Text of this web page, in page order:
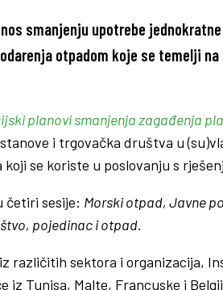
smanjenju upotrebe
otpadom koje se temelji
planovi smanjenja zagađenja
i trgovačka društva u
se koriste u poslovanju s
četiri sesije: Morski otpad, Javne
pojedinac i otpad.
različitih sektora i
iz Tunisa, Malte, Francuske i